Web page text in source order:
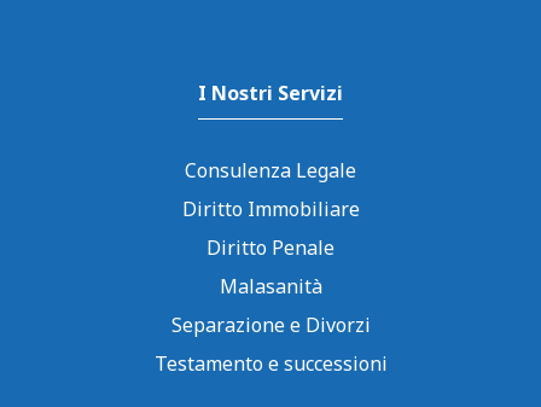
I Nostri Servizi
Consulenza Legale
Diritto Immobiliare
Diritto Penale
Malasanità
Separazione e Divorzi
Testamento e successioni